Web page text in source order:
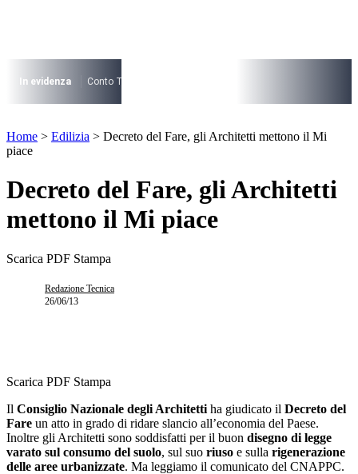
I più cercati
Lorem ipsum dolor sit amet consectetur
In evidenza Conto Termico
Lorem ipsum dolor sit amet consectetur
Home > Edilizia > Decreto del Fare, gli Architetti mettono il Mi
piace
Decreto del Fare, gli Architetti
mettono il Mi piace
Scarica PDF Stampa
Redazione Tecnica
26/06/13
Scarica PDF Stampa
Il Consiglio Nazionale degli Architetti ha giudicato il Decreto del
Fare un atto in grado di ridare slancio all’economia del Paese.
Inoltre gli Architetti sono soddisfatti per il buon disegno di legge
varato sul consumo del suolo, sul suo riuso e sulla rigenerazione
delle aree urbanizzate. Ma leggiamo il comunicato del CNAPPC.